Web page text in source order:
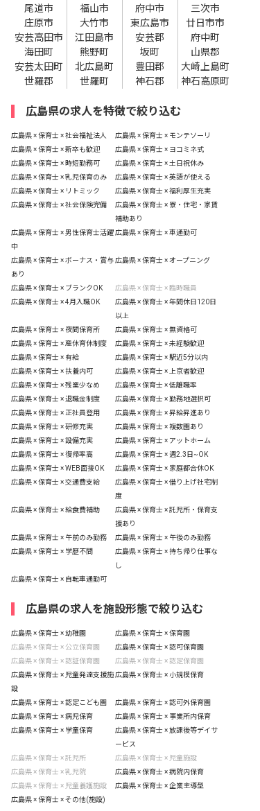
尾道市
福山市 府中市
三次市
庄原市
大竹市 東広島市
廿日市市
安芸高田市
江田島市 安芸郡
府中町
海田町
熊野町 坂町
山県郡
安芸太田町
北広島町 豊田郡
大崎上島町
世羅郡
世羅町 神石郡 神石高原町
広島県の求人を特徴で絞り込む
広島県 × 保育士 × 社会福祉法人
広島県 × 保育士 × モンテソーリ
広島県 × 保育士 × 新卒も歓迎
広島県 × 保育士 × ヨコミネ式
広島県 × 保育士 × 時短勤務可
広島県 × 保育士 × 土日祝休み
広島県 × 保育士 × 乳児保育のみ
広島県 × 保育士 × 英語が使える
広島県 × 保育士 × リトミック
広島県 × 保育士 × 福利厚生充実
広島県 × 保育士 × 社会保険完備
広島県 × 保育士 × 寮・住宅・家賃
補助あり
広島県 × 保育士 × 男性保育士活躍
中
広島県 × 保育士 × 車通勤可
広島県 × 保育士 × ボーナス・賞与
あり
広島県 × 保育士 × オープニング
広島県 × 保育士 × ブランクOK
広島県 × 保育士 × 臨時職員
広島県 × 保育士 × 4月入職OK
広島県 × 保育士 × 年間休日120日
以上
広島県 × 保育士 × 夜間保育所
広島県 × 保育士 × 無資格可
広島県 × 保育士 × 産休育休制度
広島県 × 保育士 × 未経験歓迎
広島県 × 保育士 × 有給
広島県 × 保育士 × 駅近5分以内
広島県 × 保育士 × 扶養内可
広島県 × 保育士 × 上京者歓迎
広島県 × 保育士 × 残業少なめ
広島県 × 保育士 × 低離職率
広島県 × 保育士 × 退職金制度
広島県 × 保育士 × 勤務地選択可
広島県 × 保育士 × 正社員登用
広島県 × 保育士 × 昇給昇進あり
広島県 × 保育士 × 研修充実
広島県 × 保育士 × 複数園あり
広島県 × 保育士 × 設備充実
広島県 × 保育士 × アットホーム
広島県 × 保育士 × 復帰率高
広島県 × 保育士 × 週2.3日~OK
広島県 × 保育士 × WEB面接OK
広島県 × 保育士 × 家庭都合休OK
広島県 × 保育士 × 交通費支給
広島県 × 保育士 × 借り上げ社宅制
度
広島県 × 保育士 × 給食費補助
広島県 × 保育士 × 託児所・保育支
援あり
広島県 × 保育士 × 午前のみ勤務
広島県 × 保育士 × 午後のみ勤務
広島県 × 保育士 × 学歴不問
広島県 × 保育士 × 持ち帰り仕事な
し
広島県 × 保育士 × 自転車通勤可
広島県の求人を施設形態で絞り込む
広島県 × 保育士 × 幼稚園
広島県 × 保育士 × 保育園
広島県 × 保育士 × 公立保育園
広島県 × 保育士 × 認可保育園
広島県 × 保育士 × 認証保育園
広島県 × 保育士 × 認定保育園
広島県 × 保育士 × 児童発達支援施
設
広島県 × 保育士 × 小規模保育
広島県 × 保育士 × 認定こども園
広島県 × 保育士 × 認可外保育園
広島県 × 保育士 × 病児保育
広島県 × 保育士 × 事業所内保育
広島県 × 保育士 × 学童保育
広島県 × 保育士 × 放課後等デイサ
ービス
広島県 × 保育士 × 託児所
広島県 × 保育士 × 児童施設
広島県 × 保育士 × 乳児院
広島県 × 保育士 × 病院内保育
広島県 × 保育士 × 児童養護施設
広島県 × 保育士 × 企業主導型
広島県 × 保育士 × その他(施設)